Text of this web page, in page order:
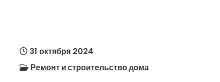
31 октября 2024
Ремонт и строительство дома